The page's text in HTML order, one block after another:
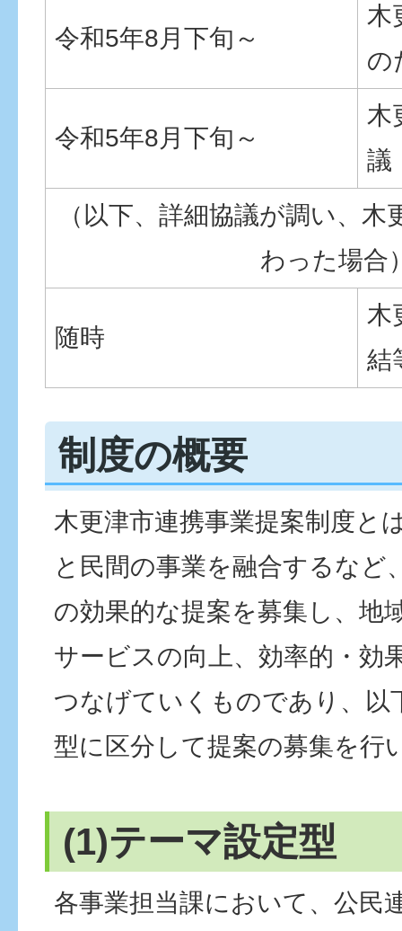
令和5年8月下旬～
木
の
令和5年8月下旬～
木
議
（以下、詳細協議が調い、
わった場合
随時
木
結
制度の概要
木更津市連携事業提案制度と
と民間の事業を融合するなど
の効果的な提案を募集し、地
サービスの向上、効率的・効
つなげていくものであり、以
型に区分して提案の募集を行
(1)テーマ設定型
各事業担当課において、公民